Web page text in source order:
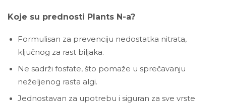
Koje su prednosti Plants N-a?
Formulisan za prevenciju nedostatka nitrata,
ključnog za rast biljaka.
Ne sadrži fosfate, što pomaže u sprečavanju
neželjenog rasta algi.
Jednostavan za upotrebu i siguran za sve vrste